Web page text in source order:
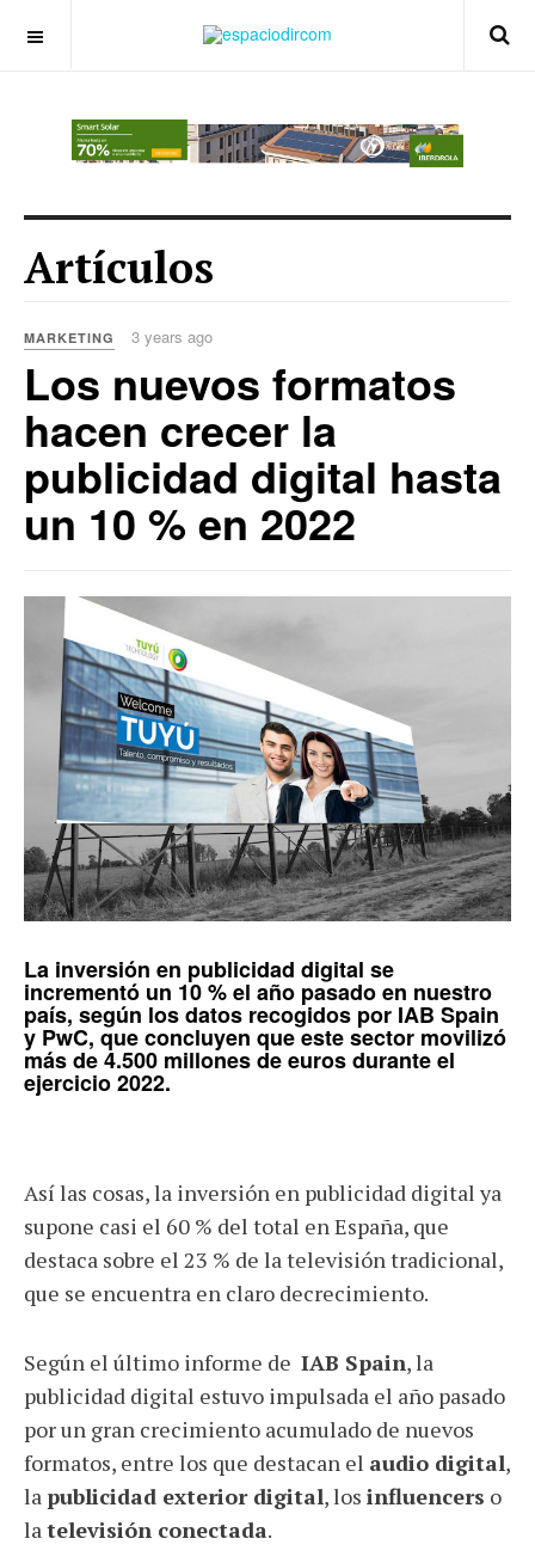
Artículos
MARKETING 3 years ago
Los nuevos formatos
hacen crecer la
publicidad digital hasta
un 10 % en 2022
La inversión en publicidad digital se
incrementó un 10 % el año pasado en nuestro
país, según los datos recogidos por IAB Spain
y PwC, que concluyen que este sector movilizó
más de 4.500 millones de euros durante el
ejercicio 2022.
Así las cosas, la inversión en publicidad digital ya
supone casi el 60 % del total en España, que
destaca sobre el 23 % de la televisión tradicional,
que se encuentra en claro decrecimiento.
Según el último informe de IAB Spain, la
publicidad digital estuvo impulsada el año pasado
por un gran crecimiento acumulado de nuevos
formatos, entre los que destacan el audio digital,
la publicidad exterior digital, los influencers o
latelevisión conectada.